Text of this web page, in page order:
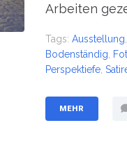
Arbeiten
Tags: Ausstellung
Bodenständig
Perspektiefe
MEHR